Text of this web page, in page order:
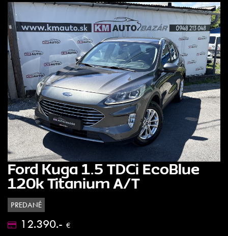
Ford Kuga 1.5 TDCi EcoBlue
120k Titanium A/T
PREDANÉ
12.390.- €